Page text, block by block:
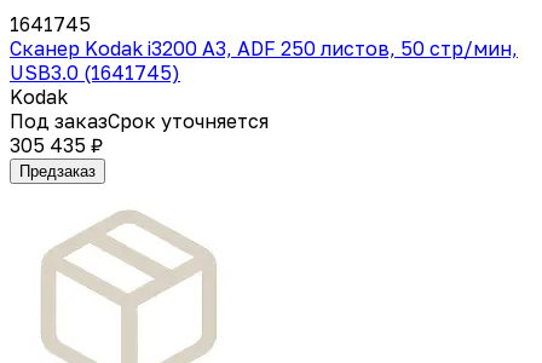
1641745
Сканер Kodak i3200 А3, ADF 250 листов, 50 стр/мин,
USB3.0 (1641745)
Kodak
Под заказСрок уточняется
305 435 ₽
Предзаказ